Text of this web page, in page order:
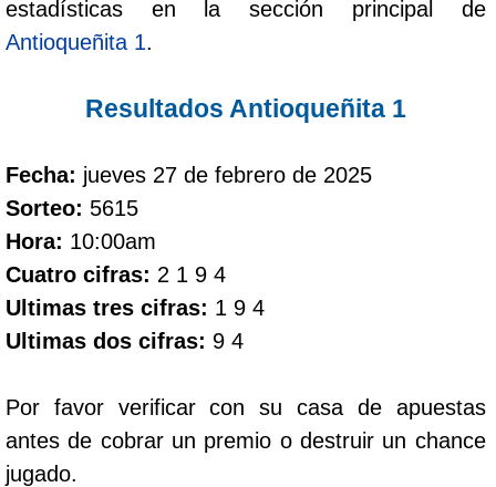
Dorado Mañana
Dorado Tarde
Dorado Noche
Fantástica Día
Fantástica Noche
Motilon Noche
estadísticas en la sección principal de
Antioqueñita 1.
Resultados Antioqueñita 1
Fecha: jueves 27 de febrero de 2025
Sorteo: 5615
Hora: 10:00am
Cuatro cifras: 2 1 9 4
Ultimas tres cifras: 1 9 4
Ultimas dos cifras: 9 4
Por favor verificar con su casa de apuestas
antes de cobrar un premio o destruir un chance
jugado.